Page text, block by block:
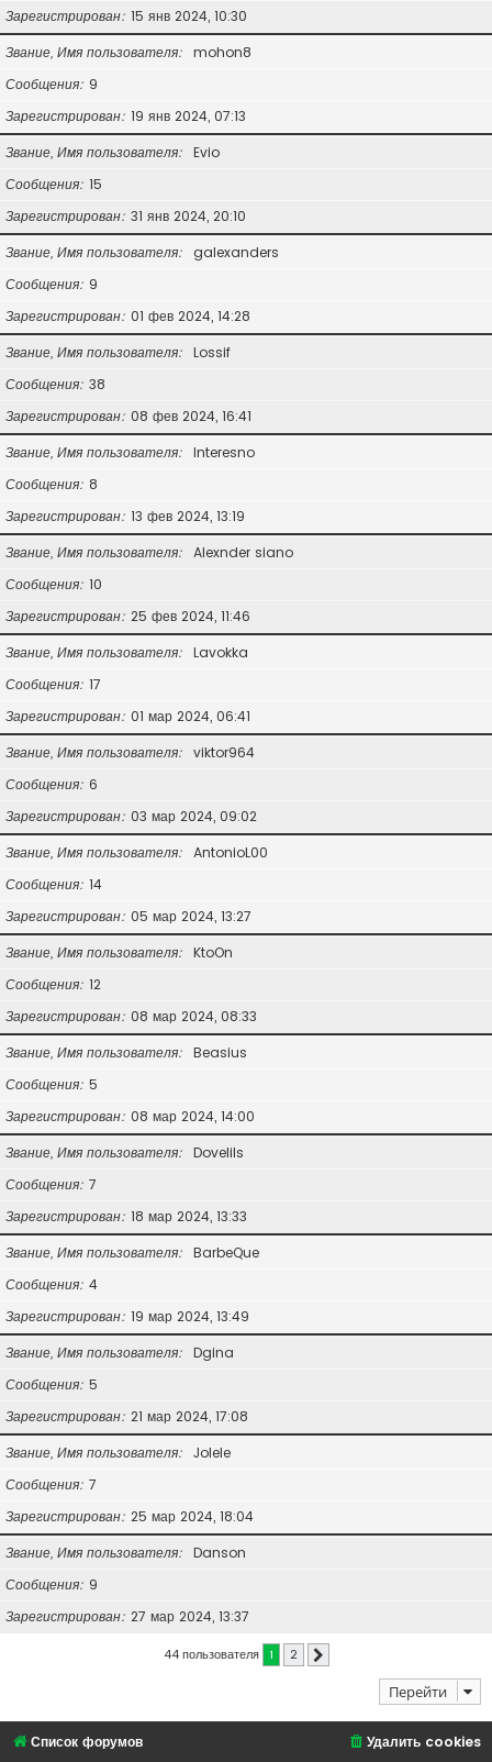
Зарегистрирован 15 янв 2024, 10:30
Звание, Имя пользователя
mohon8
Сообщения 9
Зарегистрирован 19 янв 2024, 07:13
Звание, Имя пользователя
Evio
Сообщения 15
Зарегистрирован 31 янв 2024, 20:10
Звание, Имя пользователя
galexanders
Сообщения 9
Зарегистрирован 01 фев 2024, 14:28
Звание, Имя пользователя
Lossif
Сообщения 38
Зарегистрирован 08 фев 2024, 16:41
Звание, Имя пользователя
Interesno
Сообщения 8
Зарегистрирован 13 фев 2024, 13:19
Звание, Имя пользователя
Alexnder siano
Сообщения 10
Зарегистрирован 25 фев 2024, 11:46
Звание, Имя пользователя
Lavokka
Сообщения 17
Зарегистрирован 01 мар 2024, 06:41
Звание, Имя пользователя
viktor964
Сообщения 6
Зарегистрирован 03 мар 2024, 09:02
Звание, Имя пользователя
AntonioL00
Сообщения 14
Зарегистрирован 05 мар 2024, 13:27
Звание, Имя пользователя
KtoOn
Сообщения 12
Зарегистрирован 08 мар 2024, 08:33
Звание, Имя пользователя
Beasius
Сообщения 5
Зарегистрирован 08 мар 2024, 14:00
Звание, Имя пользователя
Dovelils
Сообщения 7
Зарегистрирован 18 мар 2024, 13:33
Звание, Имя пользователя
BarbeQue
Сообщения 4
Зарегистрирован 19 мар 2024, 13:49
Звание, Имя пользователя
Dgina
Сообщения 5
Зарегистрирован 21 мар 2024, 17:08
Звание, Имя пользователя
Jolele
Сообщения 7
Зарегистрирован 25 мар 2024, 18:04
Звание, Имя пользователя
Danson
Сообщения 9
Зарегистрирован 27 мар 2024, 13:37
44 пользователя 1 2
Перейти
Список форумов Удалить cookies